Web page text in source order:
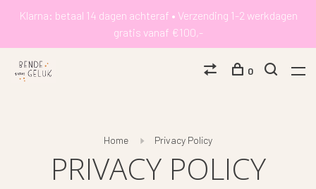
Klarna: betaal 14 dagen achteraf • Verzending 1-2 werkdagen
gratis vanaf €100,-
0
Home Privacy Policy
PRIVACY POLICY